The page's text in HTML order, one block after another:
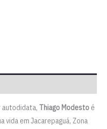
autodidata, Thiago Modesto é
vida em Jacarepaguá, Zona